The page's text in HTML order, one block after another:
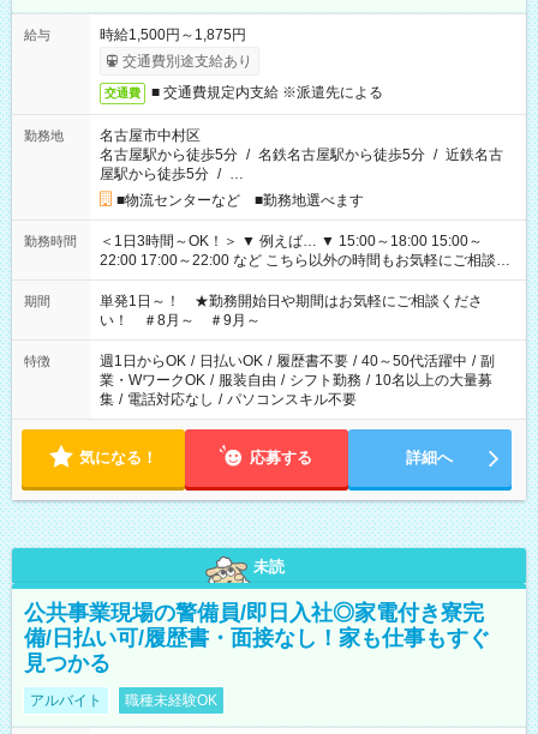
給与
時給1,500円～1,875円
交通費別途支給あり
交通費 ■ 交通費規定内支給 ※派遣先による
勤務地
名古屋市中村区
名古屋駅から徒歩5分 / 名鉄名古屋駅から徒歩5分 / 近鉄名古
屋駅から徒歩5分 / …
■物流センターなど ■勤務地選べます
勤務時間
＜1日3時間～OK！＞ ▼ 例えば… ▼ 15:00～18:00 15:00～
22:00 17:00～22:00 など こちら以外の時間もお気軽にご相談く
ださい！
期間
単発1日～！ ★勤務開始日や期間はお気軽にご相談くださ
い！ ＃8月～ ＃9月～
特徴 週1日からOK / 日払いOK / 履歴書不要 / 40～50代活躍中 / 副
業・WワークOK / 服装自由 / シフト勤務 / 10名以上の大量募
集 / 電話対応なし / パソコンスキル不要
気になる！ 応募する 詳細へ
未読
公共事業現場の警備員/即日入社◎家電付き寮完
備/日払い可/履歴書・面接なし！家も仕事もすぐ
見つかる
アルバイト 職種未経験OK